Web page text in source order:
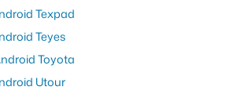
Texpad
Teyes
Toyota
Utour